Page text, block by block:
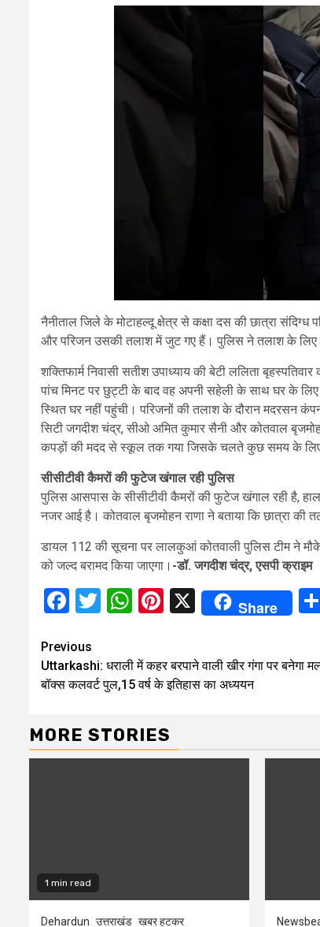
नैनीताल जिले के मोटाहल्दू क्षेत्र से कक्षा दस की छात्रा
और परिजन उसकी तलाश में जुट गए हैं। पुलिस ने तलाश के लिए
शक्तिफार्म निवासी सतीश उपाध्याय की बेटी ललिता
पांच मिनट पर छुट्टी के बाद वह अपनी सहेली के साथ घर के
स्थित घर नहीं पहुंची। परिजनों की तलाश के दौरान मदरसन
सिटी जगदीश चंद्र, सीओ अमित कुमार सैनी और कोतवाल
कपड़ों की मदद से स्कूल तक गया जिसके चलते कुछ समय के लिए
सीसीटीवी कैमरों की फुटेज खंगाल रही पुलिस
पुलिस आसपास के सीसीटीवी कैमरों की फुटेज खंगाल रही है,
नजर आई है। कोतवाल बृजमोहन राणा ने बताया कि छात्रा की
डायल 112 की सूचना पर लालकुआं कोतवाली पुलिस टीम ने
को जल्द बरामद किया जाएगा। -डॉ. जगदीश चंद्र, एसपी क्राइम
Facebook
Twitter
WhatsApp
Pinterest
X Share
Continue
Reading
Previous
Uttarkashi: धराली में कहर बरपाने वाली खीर गंगा पर बनेगा
बॉक्स कलवर्ट पुल,15 वर्ष के इतिहास का अध्ययन
MORE STORIES
1 min read
Dehardun उत्तराखंड खबर हटकर